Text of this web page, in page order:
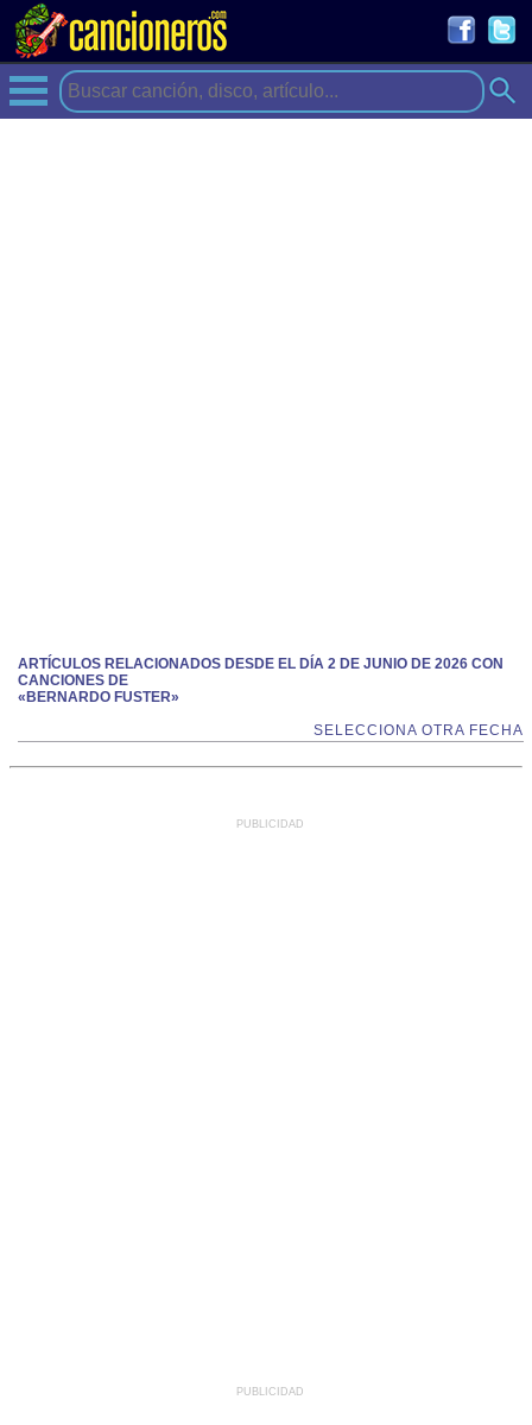
ARTÍCULOS RELACIONADOS DESDE EL DÍA 2 DE JUNIO DE 2026 CON
CANCIONES DE
«BERNARDO FUSTER»
SELECCIONA OTRA FECHA
PUBLICIDAD
PUBLICIDAD